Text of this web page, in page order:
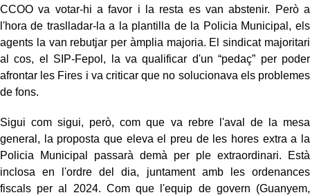
CCOO va votar-hi a favor i la resta es van abstenir. Però a
l'hora de traslladar-la a la plantilla de la Policia Municipal, els
agents la van rebutjar per àmplia majoria. El sindicat majoritari
al cos, el SIP-Fepol, la va qualificar d'un “pedaç” per poder
afrontar les Fires i va criticar que no solucionava els problemes
de fons.
Sigui com sigui, però, com que va rebre l'aval de la mesa
general, la proposta que eleva el preu de les hores extra a la
Policia Municipal passarà demà per ple extraordinari. Està
inclosa en l'ordre del dia, juntament amb les ordenances
fiscals per al 2024. Com que l'equip de govern (Guanyem,